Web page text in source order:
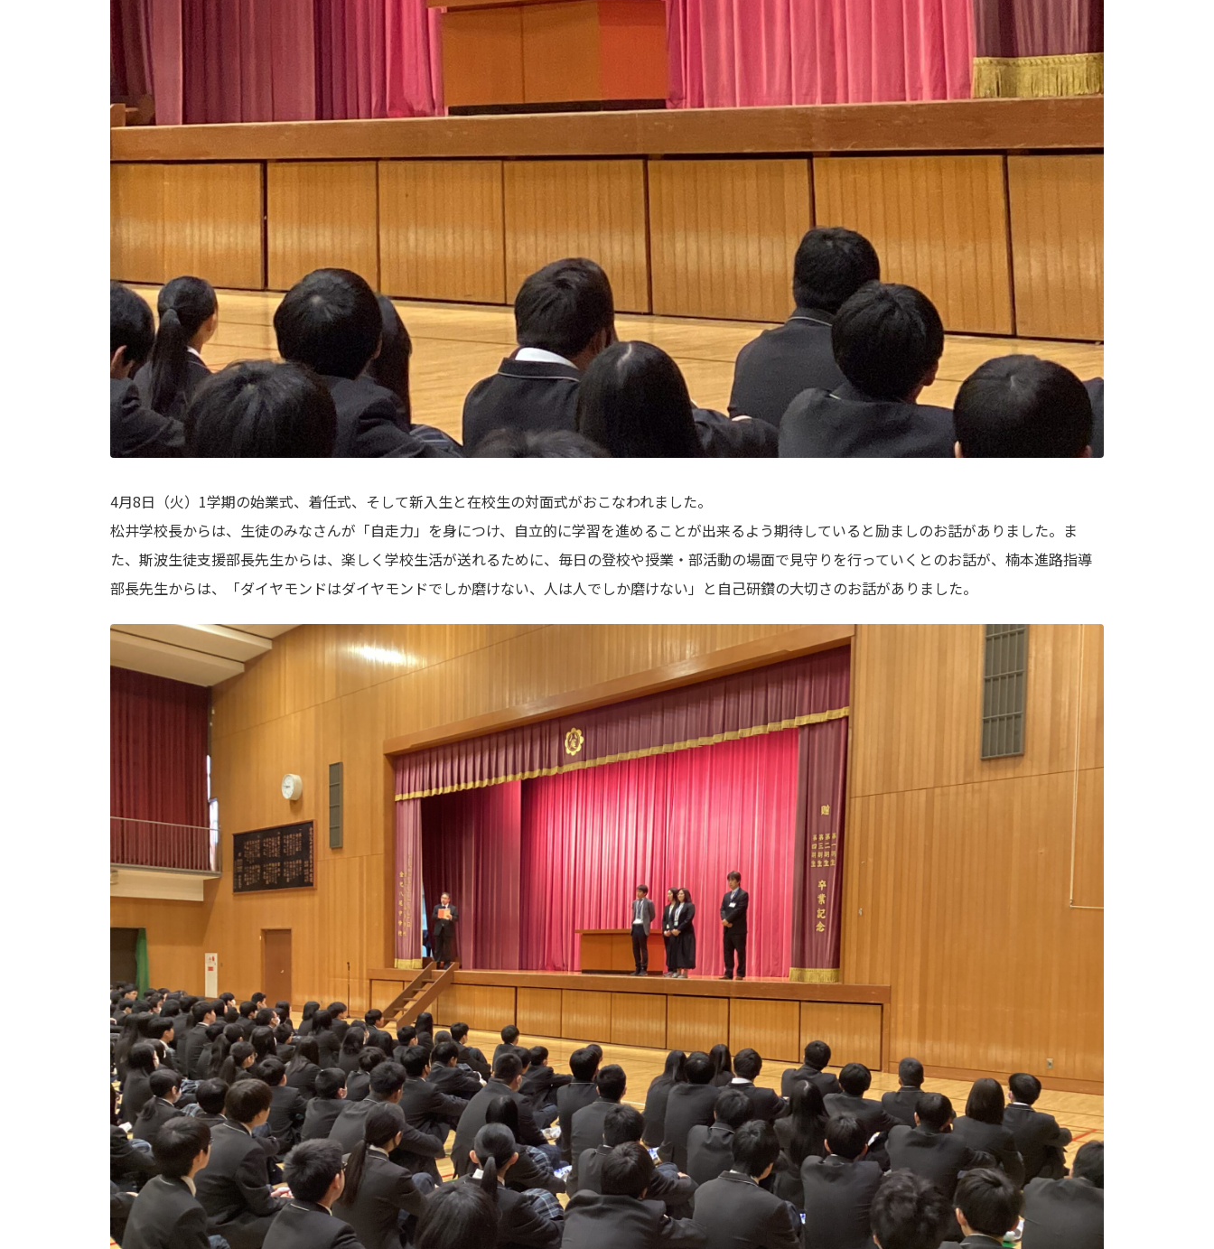
4月8日（火）1学期の始業式、着任式、そして新入生と在校生の対面式がおこなわれました。
松井学校長からは、生徒のみなさんが「自走力」を身につけ、自立的に学習を進めることが出来るよう期待していると励ましのお話がありました。ま
た、斯波生徒支援部長先生からは、楽しく学校生活が送れるために、毎日の登校や授業・部活動の場面で見守りを行っていくとのお話が、楠本進路指導
部長先生からは、「ダイヤモンドはダイヤモンドでしか磨けない、人は人でしか磨けない」と自己研鑽の大切さのお話がありました。